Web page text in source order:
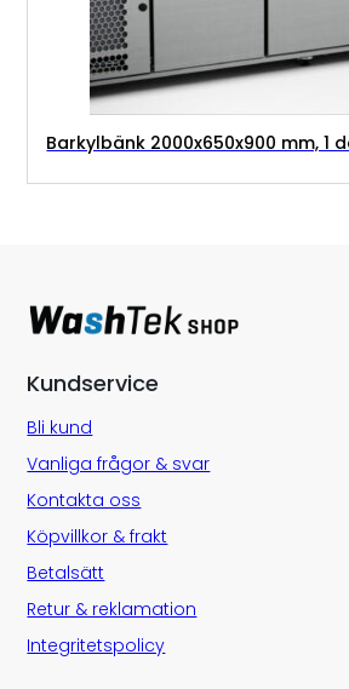
Barkylbänk 2000x650x900 mm, 1
Kundservice
Bli kund
Vanliga frågor & svar
Kontakta oss
Köpvillkor & frakt
Betalsätt
Retur & reklamation
Integritetspolicy